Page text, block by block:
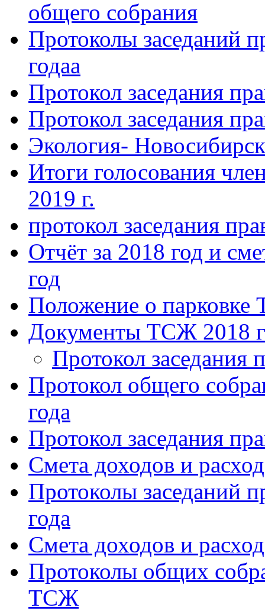
общего собрания
Протоколы заседаний
годаа
Протокол заседания
Протокол заседания
Экология-
Итоги голосования
2019 г.
протокол заседания
Отчёт за 2018 год и
год
Положение о парковке
Документы ТСЖ 2018
Протокол заседания
Протокол общего
года
Протокол заседания
Смета доходов и
Протоколы заседаний
года
Смета доходов и
Протоколы общих
ТСЖ